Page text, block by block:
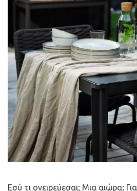
Εσύ τι ονειρεύεσαι; Μια αιώρα;